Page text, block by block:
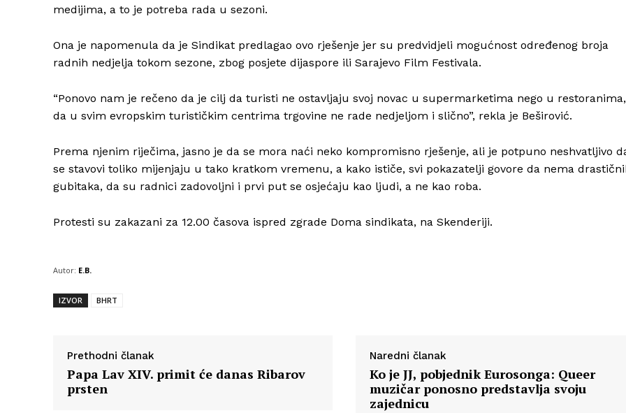
O nama
Kontakt
medijima, a to je potreba rada u sezoni.
Ona je napomenula da je Sindikat predlagao ovo rješenje jer su predvidjeli mogućnost određenog broja
radnih nedjelja tokom sezone, zbog posjete dijaspore ili Sarajevo Film Festivala.
“Ponovo nam je rečeno da je cilj da turisti ne ostavljaju svoj novac u supermarketima nego u restoranima,
da u svim evropskim turističkim centrima trgovine ne rade nedjeljom i slično”, rekla je Beširović.
Prema njenim riječima, jasno je da se mora naći neko kompromisno rješenje, ali je potpuno neshvatljivo
se stavovi toliko mijenjaju u tako kratkom vremenu, a kako ističe, svi pokazatelji govore da nema
gubitaka, da su radnici zadovoljni i prvi put se osjećaju kao ljudi, a ne kao roba.
Protesti su zakazani za 12.00 časova ispred zgrade Doma sindikata, na Skenderiji.
Autor: E.B.
IZVOR BHRT
Prethodni članak
Papa Lav XIV. primit će danas Ribarov
prsten
Naredni članak
Ko je JJ, pobjednik Eurosonga: Queer
muzičar ponosno predstavlja svoju
zajednicu